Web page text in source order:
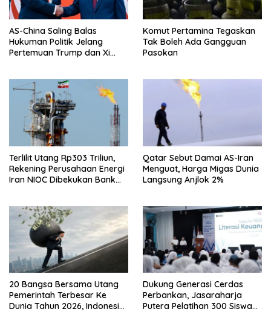
AS-China Saling Balas
Hukuman Politik Jelang
Pertemuan Trump dan Xi
Komut Pertamina Tegaskan
Tak Boleh Ada Gangguan
Pasokan
Terlilit Utang Rp303 Triliun,
Rekening Perusahaan Energi
Iran NIOC Dibekukan Bank
Qatar Sebut Damai AS-Iran
Menguat, Harga Migas Dunia
Langsung Anjlok 2%
20 Bangsa Bersama Utang
Pemerintah Terbesar Ke
Dunia Tahun 2026, Indonesia
Dukung Generasi Cerdas
Perbankan, Jasaraharja
Putera Pelatihan 300 Siswa